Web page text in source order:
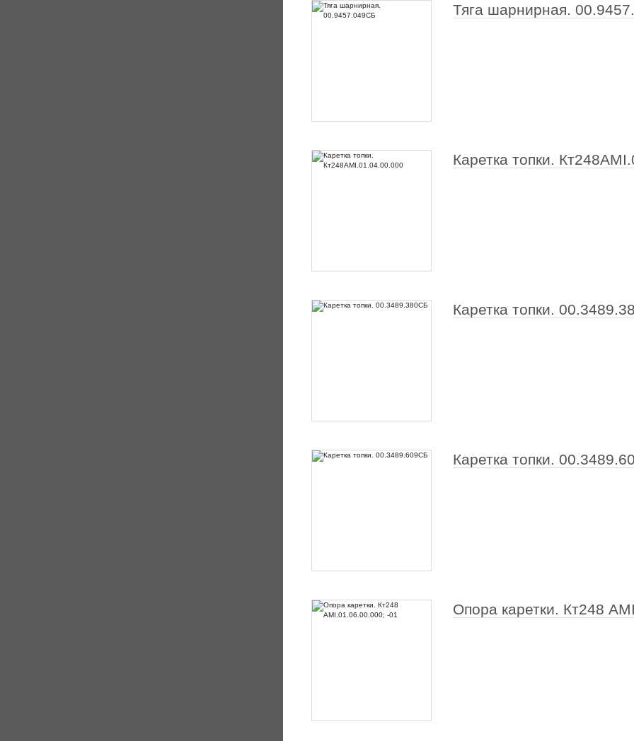
Тяга шарнирная.
Каретка топки.
Каретка топки.
Каретка топки.
Опора каретки. Кт248